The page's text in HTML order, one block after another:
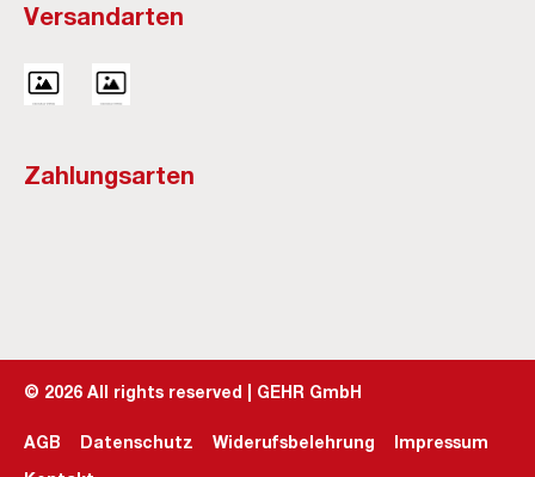
Versandarten
Zahlungsarten
© 2026 All rights reserved | GEHR GmbH
AGB Datenschutz Widerufsbelehrung
Impressum